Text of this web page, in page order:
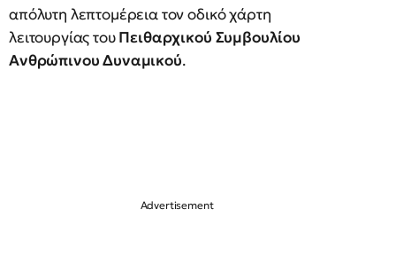
απόλυτη λεπτομέρεια τον οδικό χάρτη
λειτουργίας τουΠειθαρχικού Συμβουλίου
Ανθρώπινου Δυναμικού.